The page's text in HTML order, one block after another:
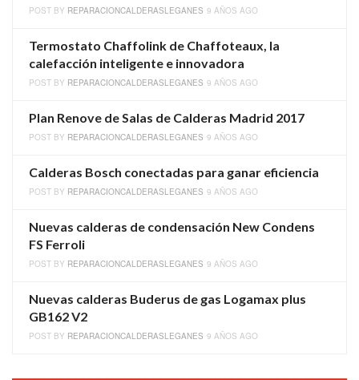
POST BY REPARACIONCALDERASLEGANES 9 AÑOS AGO
Termostato Chaffolink de Chaffoteaux, la
calefacción inteligente e innovadora
POST BY REPARACIONCALDERASLEGANES 9 AÑOS AGO
Plan Renove de Salas de Calderas Madrid 2017
POST BY REPARACIONCALDERASLEGANES 9 AÑOS AGO
Calderas Bosch conectadas para ganar eficiencia
POST BY REPARACIONCALDERASLEGANES 9 AÑOS AGO
Nuevas calderas de condensación New Condens
FS Ferroli
POST BY REPARACIONCALDERASLEGANES 9 AÑOS AGO
Nuevas calderas Buderus de gas Logamax plus
GB162 V2
POST BY REPARACIONCALDERASLEGANES 9 AÑOS AGO